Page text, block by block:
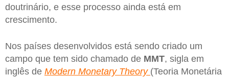
doutrinário, e esse processo ainda está em
crescimento.
Nos países desenvolvidos está sendo criado um
campo que tem sido chamado de MMT, sigla em
inglês de Modern Monetary Theory (Teoria Monetária